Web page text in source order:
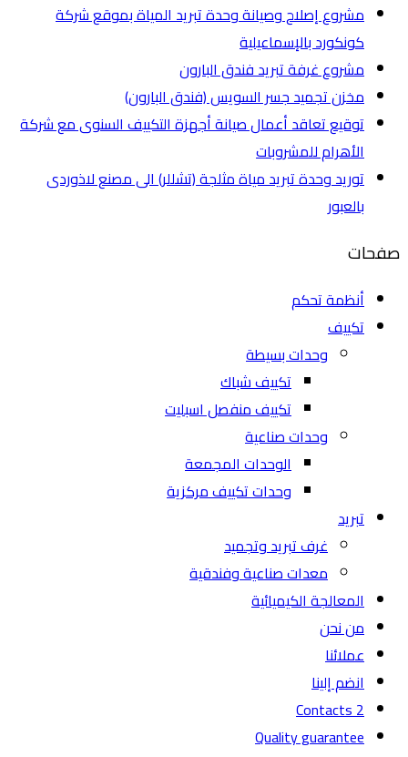
مشروع إصلاح وصيانة وحدة تبريد المياة بموقع شركة
كونكورد بالإسماعيلية
مشروع غرفة تبريد فندق البارون
مخزن تجميد جسر السويس (فندق البارون)
توقيع تعاقد أعمال صيانة أجهزة التكييف السنوى مع شركة
الأهرام للمشروبات
توريد وحدة تبريد مياة مثلجة (تشللر) الى مصنع لاذوردى
بالعبور
صفحات
أنظمة تحكم
تكييف
وحدات بسيطة
تكييف شباك
تكييف منفصل اسبليت
وحدات صناعية
الوحدات المجمعة
وحدات تكييف مركزية
تبريد
غرف تبريد وتجميد
معدات صناعية وفندقية
المعالجة الكيميائية
من نحن
عملائنا
انضم إلينا
Contacts 2
Quality guarantee